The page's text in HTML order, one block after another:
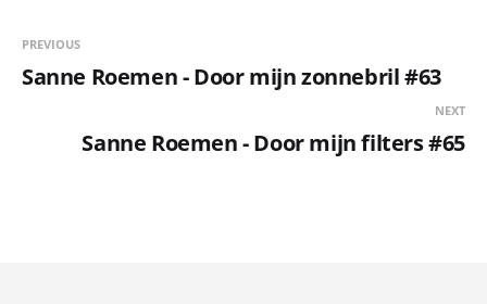
PREVIOUS
Sanne Roemen - Door mijn zonnebril #63
NEXT
Sanne Roemen - Door mijn filters #65